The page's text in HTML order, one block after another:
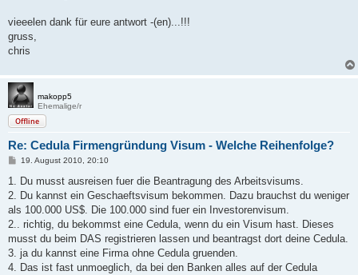
vieeelen dank für eure antwort -(en)...!!!
gruss,
chris
makopp5
Ehemalige/r
Offline
Re: Cedula Firmengründung Visum - Welche Reihenfolge?
B
a
19. August 2010, 20:10
1. Du musst ausreisen fuer die Beantragung des Arbeitsvisums.
2. Du kannst ein Geschaeftsvisum bekommen. Dazu brauchst du weniger
als 100.000 US$. Die 100.000 sind fuer ein Investorenvisum.
2.. richtig, du bekommst eine Cedula, wenn du ein Visum hast. Dieses
musst du beim DAS registrieren lassen und beantragst dort deine Cedula.
3. ja du kannst eine Firma ohne Cedula gruenden.
4. Das ist fast unmoeglich, da bei den Banken alles auf der Cedula